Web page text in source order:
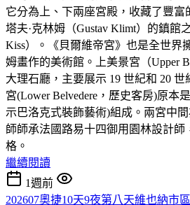
它分為上、下兩座宮殿，收藏了豐
塔夫·克林姆（Gustav Klimt）的鎮館
Kiss）。《貝爾維帝宮》也是全世界
姆畫作的美術館。上美景宮（Upper
大理石廳，主要展示 19 世紀和 20
宮(Lower Belvedere，歷史客房)原本
示巴洛克式裝飾藝術)組成。兩宮中
師師承法國路易十四御用園林設計
格。
繼續閱讀
1週前
202607奧捷10天9夜第八天維也納市